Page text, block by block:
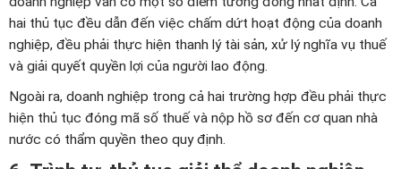
hai thủ tục đều dẫn đến việc chấm dứt hoạt động của doanh
nghiệp, đều phải thực hiện thanh lý tài sản, xử lý nghĩa vụ thuế
và giải quyết quyền lợi của người lao động.
Ngoài ra, doanh nghiệp trong cả hai trường hợp đều phải thực
hiện thủ tục đóng mã số thuế và nộp hồ sơ đến cơ quan nhà
nước có thẩm quyền theo quy định.